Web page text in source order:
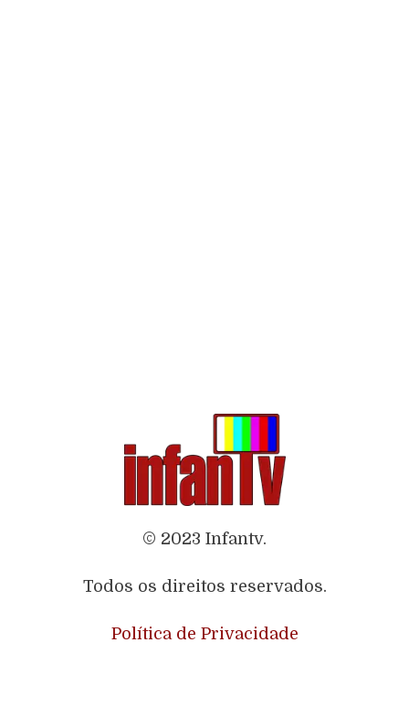
© 2023 Infantv.
Todos os direitos reservados.
Política de Privacidade